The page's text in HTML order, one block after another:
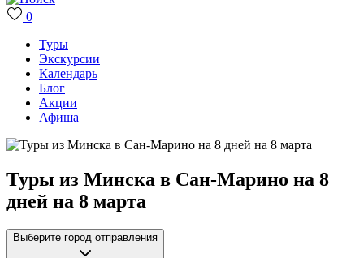
0
Туры
Экскурсии
Календарь
Блог
Акции
Афиша
Туры из Минска в Сан-Марино на 8
дней на 8 марта
Выберите город отправления